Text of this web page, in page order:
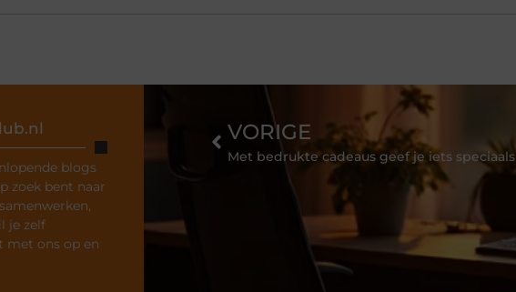
blogs
zoek bent naar
je zelf
met ons op en
VORIGE
Met bedrukte cadeaus geef je iets speciaals